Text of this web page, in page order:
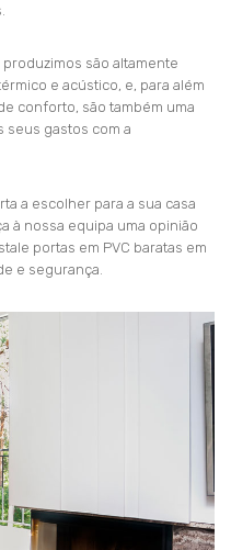
são altamente
e acústico, e, para além
conforto, são também uma
seus gastos com a
a escolher para a sua casa
à nossa equipa uma opinião
portas em PVC baratas em
e segurança.